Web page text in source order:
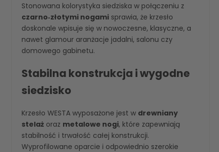
Stonowana kolorystyka siedziska w połączeniu z
czarno‑złotymi nogami sprawia, że krzesło
doskonale wpisuje się w nowoczesne, klasyczne, a
nawet glamour aranżacje jadalni, salonu czy
domowego gabinetu.
Stabilna konstrukcja i wygodne
siedzisko
Krzesło WESTA wyposażone jest w drewniany
stelaż oraz metalowe nogi, które zapewniają
stabilność i trwałość całej konstrukcji.
Wyprofilowane oparcie i odpowiednio szerokie